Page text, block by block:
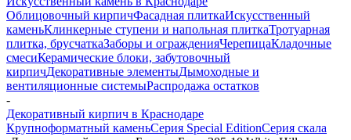
Облицовочный кирпичФасадная плиткаИскусственный
каменьКлинкерные ступени и напольная плиткаТротуарная
плитка, брусчаткаЗаборы и огражденияЧерепицаКладочные
смесиКерамические блоки, забутовочный
кирпичДекоративные элементыДымоходные и
вентиляционные системыРаспродажа остатков
-
Декоративный кирпич в Краснодаре
Крупноформатный каменьСерия Special EditionСерия скала